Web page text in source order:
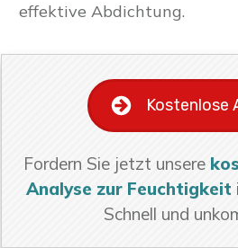
effektive Abdichtung.
Kostenlose
Fordern Sie jetzt unsere
Analyse zur Feuchtigkeit
Schnell und